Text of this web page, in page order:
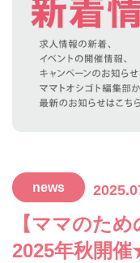
news
【ママのた
2025年秋開